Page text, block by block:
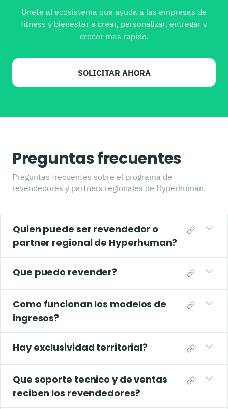
Unete al ecosistema que ayuda a las empresas de
fitness y bienestar a crear, personalizar, entregar y
crecer mas rapido.
SOLICITAR AHORA
Preguntas frecuentes
Preguntas frecuentes sobre el programa de
revendedores y partners regionales de Hyperhuman.
Quien puede ser revendedor o
partner regional de Hyperhuman?
Que puedo revender?
Como funcionan los modelos de
ingresos?
Hay exclusividad territorial?
Que soporte tecnico y de ventas
reciben los revendedores?